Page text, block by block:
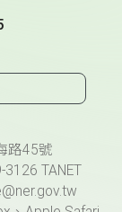
路45號
TANET